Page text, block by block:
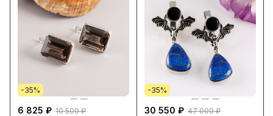
-35%
6 825 ₽ 10 500 ₽
-35%
30 550 ₽ 47 000 ₽